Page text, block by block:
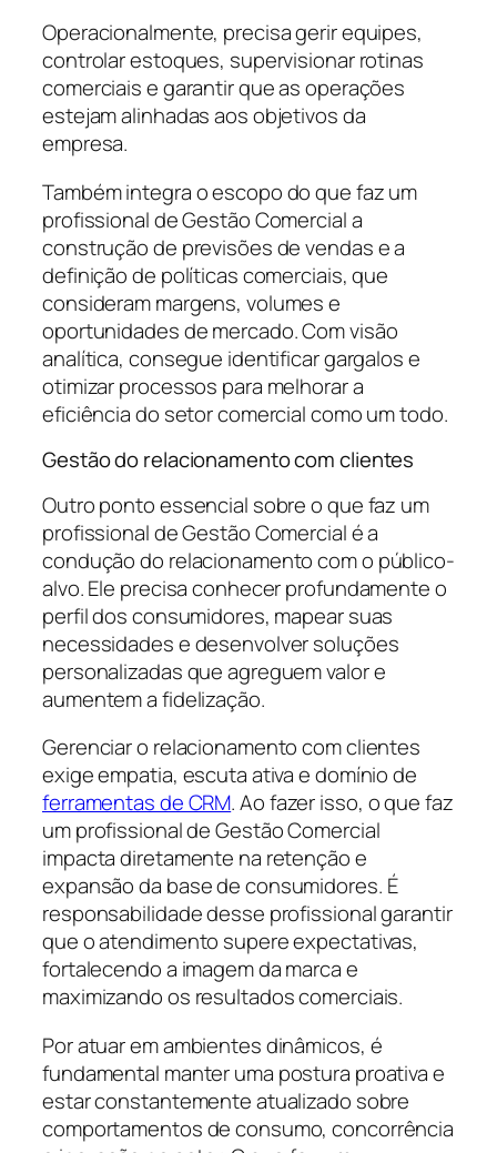
Operacionalmente, precisa gerir equipes,
controlar estoques, supervisionar rotinas
comerciais e garantir que as operações
estejam alinhadas aos objetivos da
empresa.
Também integra o escopo do que faz um
profissional de Gestão Comercial a
construção de previsões de vendas e a
definição de políticas comerciais, que
consideram margens, volumes e
oportunidades de mercado. Com visão
analítica, consegue identificar gargalos e
otimizar processos para melhorar a
eficiência do setor comercial como um todo.
Gestão do relacionamento com clientes
Outro ponto essencial sobre o que faz um
profissional de Gestão Comercial é a
condução do relacionamento com o público-
alvo. Ele precisa conhecer profundamente o
perfil dos consumidores, mapear suas
necessidades e desenvolver soluções
personalizadas que agreguem valor e
aumentem a fidelização.
Gerenciar o relacionamento com clientes
exige empatia, escuta ativa e domínio de
ferramentas de CRM. Ao fazer isso, o que faz
um profissional de Gestão Comercial
impacta diretamente na retenção e
expansão da base de consumidores. É
responsabilidade desse profissional garantir
que o atendimento supere expectativas,
fortalecendo a imagem da marca e
maximizando os resultados comerciais.
Por atuar em ambientes dinâmicos, é
fundamental manter uma postura proativa e
estar constantemente atualizado sobre
comportamentos de consumo, concorrência